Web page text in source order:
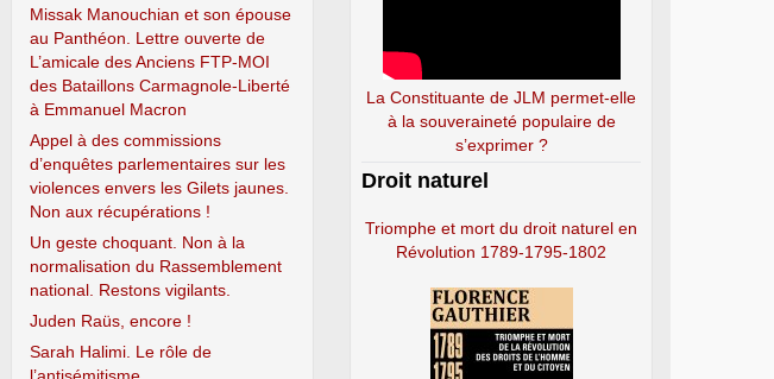
Missak Manouchian et son épouse
au Panthéon. Lettre ouverte de
L’amicale des Anciens FTP-MOI
des Bataillons Carmagnole-Liberté
à Emmanuel Macron
Appel à des commissions
d’enquêtes parlementaires sur les
violences envers les Gilets jaunes.
Non aux récupérations !
Un geste choquant. Non à la
normalisation du Rassemblement
national. Restons vigilants.
Juden Raüs, encore !
Sarah Halimi. Le rôle de
La Constituante de JLM permet-elle
à la souveraineté populaire de
s’exprimer ?
Droit naturel
Triomphe et mort du droit naturel en
Révolution 1789-1795-1802